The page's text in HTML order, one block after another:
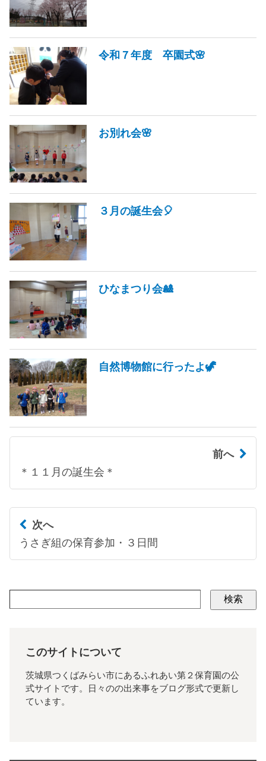
令和７年度 卒園式🌸
お別れ会🌸
３月の誕生会🎈
ひなまつり会🎎
自然博物館に行ったよ🦖
前へ
＊１１月の誕生会＊
次へ
うさぎ組の保育参加・３日間
検索
このサイトについて
茨城県つくばみらい市にあるふれあい第２保育園の公
式サイトです。日々のの出来事をブログ形式で更新し
ています。